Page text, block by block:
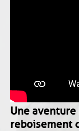
Une aventure
reboisement